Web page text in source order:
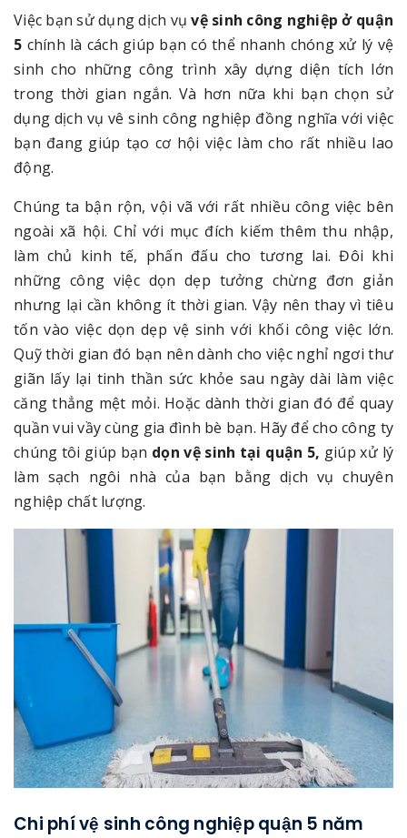
Việc bạn sử dụng dịch vụvệ sinh công nghiệp ở quận
5 chính là cách giúp bạn có thể nhanh chóng xử lý vệ
sinh cho những công trình xây dựng diện tích lớn
trong thời gian ngắn. Và hơn nữa khi bạn chọn sử
dụng dịch vụ vê sinh công nghiệp đồng nghĩa với việc
bạn đang giúp tạo cơ hội việc làm cho rất nhiều lao
động.
Chúng ta bận rộn, vội vã với rất nhiều công việc bên
ngoài xã hội. Chỉ với mục đích kiếm thêm thu nhập,
làm chủ kinh tế, phấn đấu cho tương lai. Đôi khi
những công việc dọn dẹp tưởng chừng đơn giản
nhưng lại cần không ít thời gian. Vậy nên thay vì tiêu
tốn vào việc dọn dẹp vệ sinh với khối công việc lớn.
Quỹ thời gian đó bạn nên dành cho việc nghỉ ngơi thư
giãn lấy lại tinh thần sức khỏe sau ngày dài làm việc
căng thẳng mệt mỏi. Hoặc dành thời gian đó để quay
quần vui vầy cùng gia đình bè bạn. Hãy để cho công ty
chúng tôi giúp bạn dọn vệ sinh tại quận 5, giúp xử lý
làm sạch ngôi nhà của bạn bằng dịch vụ chuyên
nghiệp chất lượng.
Chi phí vệ sinh công nghiệp quận 5 năm